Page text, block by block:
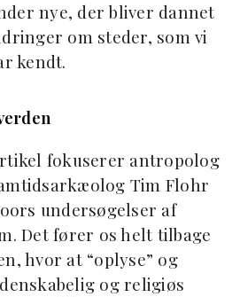
nye, der bliver dannet
om steder, som vi
kendt.
fokuserer antropolog
Tim Flohr
undersøgelser af
Det fører os helt tilbage
hvor at “oplyse” og
og religiøs